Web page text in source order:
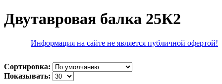
Двутавровая балка 25К2
Информация на сайте не является публичной офертой!
Сортировка:
Показывать: